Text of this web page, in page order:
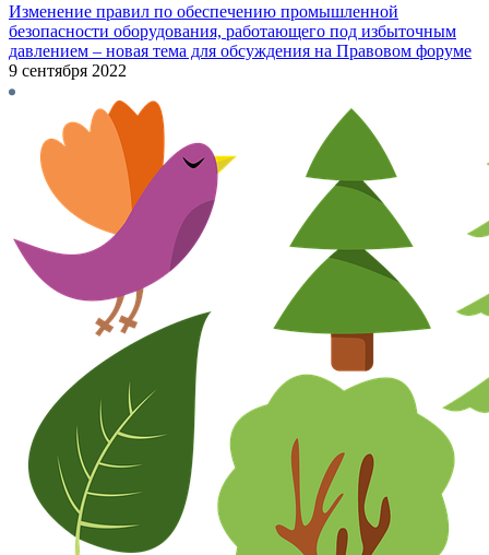
Изменение правил по обеспечению промышленной
безопасности оборудования, работающего под избыточным
давлением – новая тема для обсуждения на Правовом форуме
9 сентября 2022